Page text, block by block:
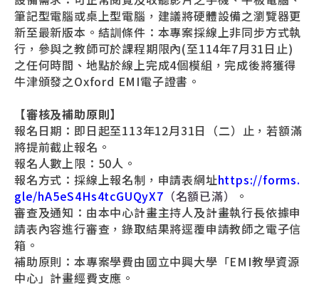
筆記型電腦或桌上型電腦，建議將硬體設備之瀏覽器更
新至最新版本。結訓條件：本專案採線上非同步方式執
行，參與之教師可於課程期限內(至114年7月31日止)
之任何時間、地點於線上完成4個模組，完成後將獲得
牛津頒發之Oxford EMI電子證書。
【審核及補助原則】
報名日期 ：即日起至113年12月31日（二）止，若額滿
將提前截止報名。
報名人數上限：50人。
報名方式 ：採線上報名制，申請表網址https://forms.
gle/hA5eS4Hs4tcGUQyX7 （名額已滿）
。
審查及通知 ：由本中心計畫主持人及計畫執行長依據申
請表內容進行審查，錄取結果將逕覆申請教師之電子信
箱。
補助原則 ：本專案學費由國立中興大學「EMI教學資源
中心」計畫經費支應。